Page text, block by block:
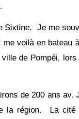
Sixtine. Je me
me voilà en bateau
de Pompéi, lors
de 200 ans
la région. La cité